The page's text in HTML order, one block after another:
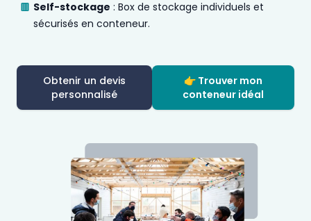
Self-stockage : Box de stockage individuels et
sécurisés en conteneur.
Obtenir un devis
personnalisé
👉 Trouver mon
conteneur idéal